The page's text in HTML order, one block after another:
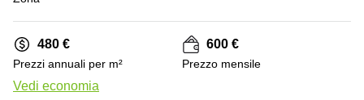
Como
Napoli
Business
center
Milano
Business
center
Roma
480 €
Prezzi annuali per m²
Vedi economia
600 €
Prezzo mensile